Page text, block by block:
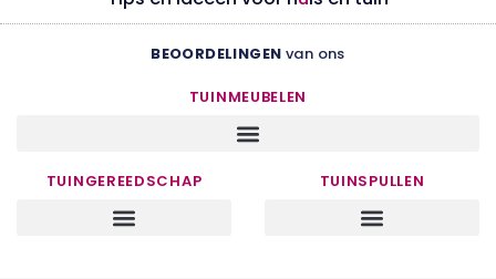
BEOORDELINGEN van ons
TUINMEUBELEN
TUINGEREEDSCHAP TUINSPULLEN